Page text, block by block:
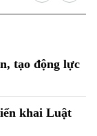
tạo động lực
khai Luật